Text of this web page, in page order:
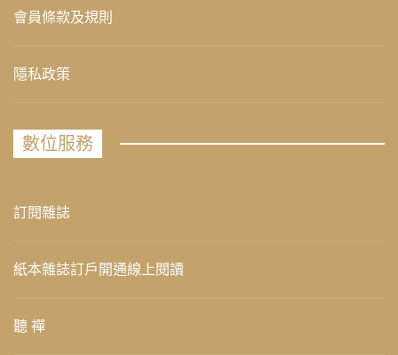
會員條款及規則
隱私政策
數位服務
訂閱雜誌
紙本雜誌訂戶開通線上閱讀
聽 禪